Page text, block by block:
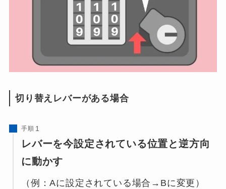
切り替えレバーがある場合
手順
レバーを今設定されている位置と逆方向
に動かす
（例：Aに設定されている場合→Bに変更）